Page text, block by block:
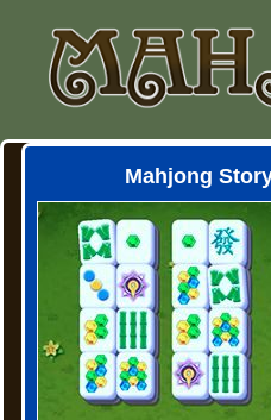
Mahjong